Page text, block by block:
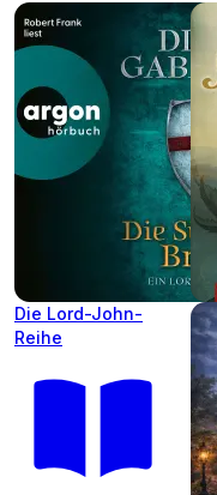
Die Lord-John-
Reihe